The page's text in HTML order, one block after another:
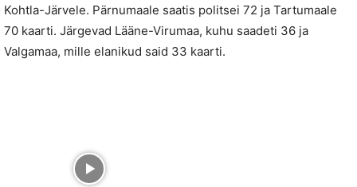
Kohtla-Järvele. Pärnumaale saatis politsei 72 ja Tartumaale
70 kaarti. Järgevad Lääne-Virumaa, kuhu saadeti 36 ja
Valgamaa, mille elanikud said 33 kaarti.